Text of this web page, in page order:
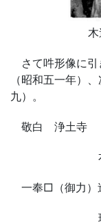
木
さて吽形像に引
（昭和五一年）
九）。
敬白 浄土寺
右志者為大
一奉□（御力）
現世安穏後